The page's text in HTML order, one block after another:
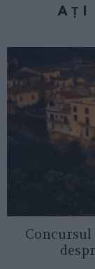
AȚI